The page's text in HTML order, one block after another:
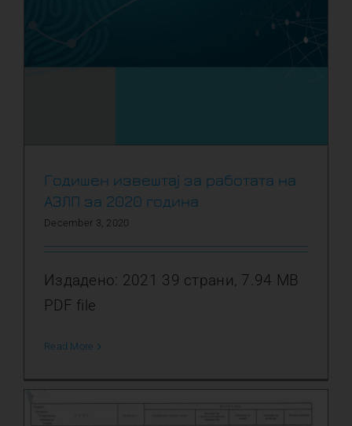
Годишен извештај за работата на
АЗЛП за 2020 година
December 3, 2020
Издадено: 2021 39 страни, 7.94 MB
PDF file
Read More